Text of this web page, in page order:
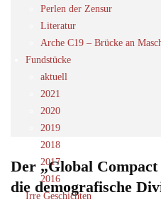
Perlen der Zensur
Literatur
Arche C19 – Brücke an
Fundstücke
aktuell
2021
2020
2019
2018
2017
2016
Irre Geschichten
Der „Global
die demografische